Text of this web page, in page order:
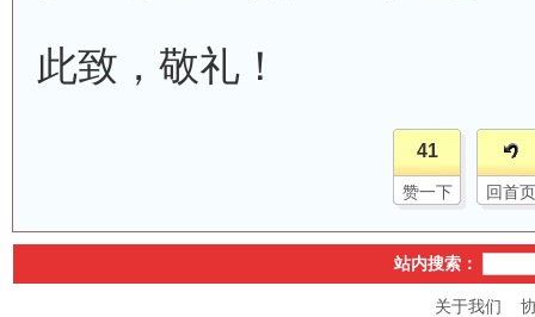
此致，敬礼！
41
赞一下 回首页
站内搜索：
关于我们